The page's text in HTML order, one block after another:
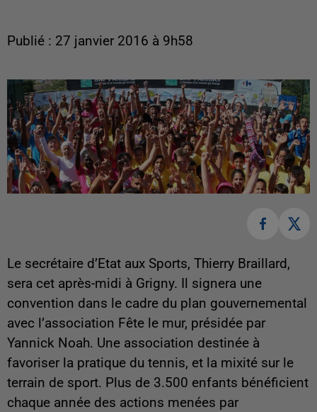
Publié : 27 janvier 2016 à 9h58
Le secrétaire d’Etat aux Sports, Thierry Braillard,
sera cet après-midi à Grigny. Il signera une
convention dans le cadre du plan gouvernemental
avec l’association Fête le mur, présidée par
Yannick Noah. Une association destinée à
favoriser la pratique du tennis, et la mixité sur le
terrain de sport. Plus de 3.500 enfants bénéficient
chaque année des actions menées par